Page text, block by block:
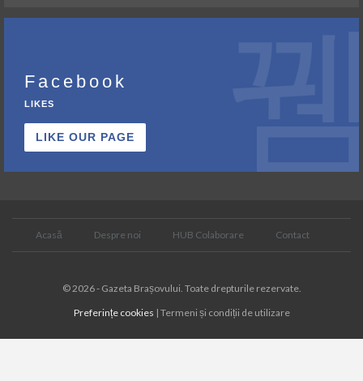
Facebook
LIKES
LIKE OUR PAGE
Acasă Despre noi HUB Colaborare Contact
© 2026 - Gazeta Brașovului. Toate drepturile rezervate.
Preferințe cookies | Termeni și condiții de utilizare